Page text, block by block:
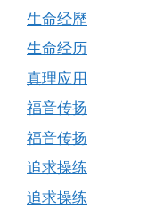
生命经歷
生命经历
真理应用
福音传扬
福音传扬
追求操练
追求操练